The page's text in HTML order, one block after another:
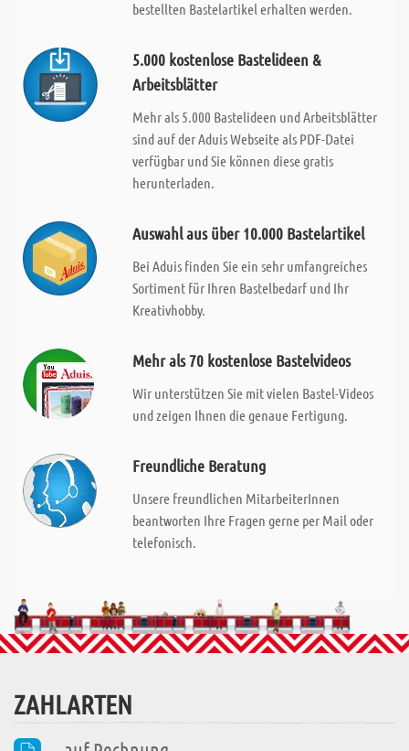
bestellten Bastelartikel erhalten werden.
5.000 kostenlose Bastelideen &
Arbeitsblätter
Mehr als 5.000 Bastelideen und Arbeitsblätter
sind auf der Aduis Webseite als PDF-Datei
verfügbar und Sie können diese gratis
herunterladen.
Auswahl aus über 10.000 Bastelartikel
Bei Aduis finden Sie ein sehr umfangreiches
Sortiment für Ihren Bastelbedarf und Ihr
Kreativhobby.
Mehr als 70 kostenlose Bastelvideos
Wir unterstützen Sie mit vielen Bastel-Videos
und zeigen Ihnen die genaue Fertigung.
Freundliche Beratung
Unsere freundlichen MitarbeiterInnen
beantworten Ihre Fragen gerne per Mail oder
telefonisch.
ZAHLARTEN